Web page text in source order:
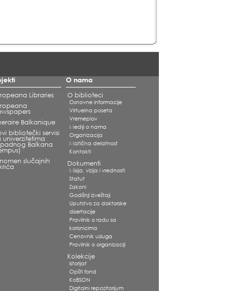
Libraries
Balkanique
bibliotečki servisi
univerzitetima
Balkana
slučajnih
O nama
O biblioteci
Osnovne informacije
Virtuelna poseta
Vremeplov
Mediji o nama
Organizacija
Matična delatnost
Kontakti
Dokumenti
Misija, vizija i vrednosti
Statut
Zakoni
Godišnji izveštaji
Uputstvo za doktorske
disertacije
Pravilnik o radu sa
korisnicima
Cenovnik usluga
Pravilnik o organizaciji
Kolekcije
Istorijat
Opšti fond
KoBSON
Digitalni repozitorijum